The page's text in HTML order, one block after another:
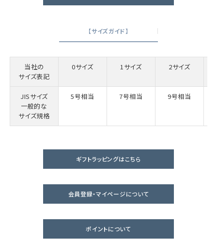
【サイズガイド】
当社の
サイズ表記
0サイズ 1サイズ 2サイズ
JISサイズ
一般的な
サイズ規格
5号相当 7号相当 9号相当
ギフトラッピングはこちら
会員登録・マイページについて
ポイントについて